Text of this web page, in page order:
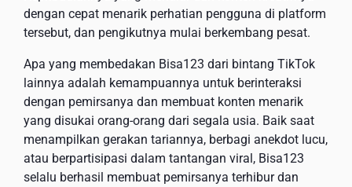
dengan cepat menarik perhatian pengguna di platform
tersebut, dan pengikutnya mulai berkembang pesat.
Apa yang membedakan Bisa123 dari bintang TikTok
lainnya adalah kemampuannya untuk berinteraksi
dengan pemirsanya dan membuat konten menarik
yang disukai orang-orang dari segala usia. Baik saat
menampilkan gerakan tariannya, berbagi anekdot lucu,
atau berpartisipasi dalam tantangan viral, Bisa123
selalu berhasil membuat pemirsanya terhibur dan